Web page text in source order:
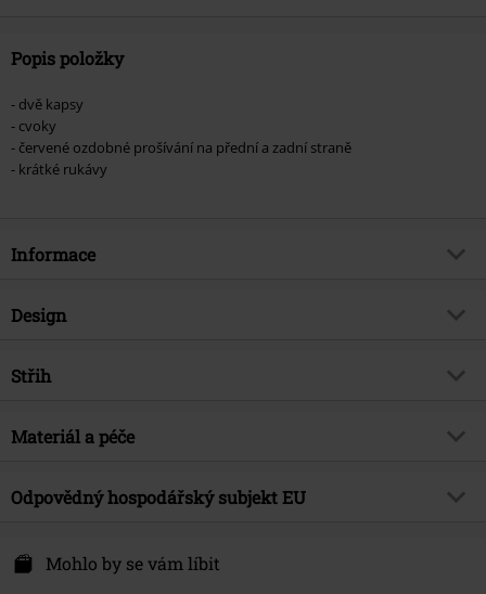
Popis položky
- dvě kapsy
- cvoky
- červené ozdobné prošívání na přední a zadní straně
- krátké rukávy
Informace
Zboží č.
Brand
Pohlaví
Muži
Design
Typ výrobku
Vytištěno
Tvar rukávu
Normální rukávy
Barva
Střih
Střih/vrchní díl
Materiál a péče
Vrchní materiál
97% bavlna, 3% spandex (elastan)
Odpovědný hospodářský subjekt EU
ul. Wroclawska 31
55-095 Mirków, Byków
Mohlo by se vám líbit